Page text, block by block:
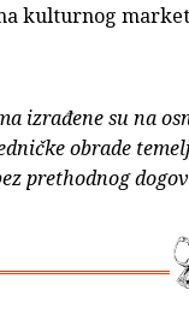
kulturnog
izrađene su na
obrade
prethodnog